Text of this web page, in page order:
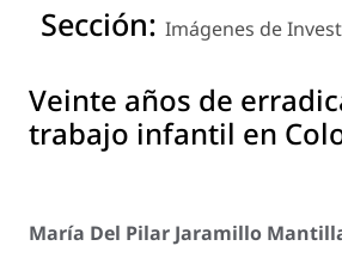
Sección: Imágenes de
Veinte años de
trabajo infantil en
María Del Pilar Jaramillo